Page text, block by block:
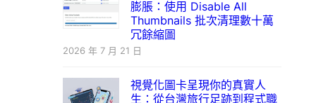
膨脹：使用 Disable All
Thumbnails 批次清理數十萬
冗餘縮圖
2026 年 7 月 21 日
視覺化圖卡呈現你的真實人
生：從台灣旅行足跡到程式職